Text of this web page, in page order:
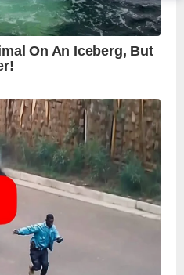
₹10 और ₹20 के नोट - Daily Lok
Manch PM Modi U